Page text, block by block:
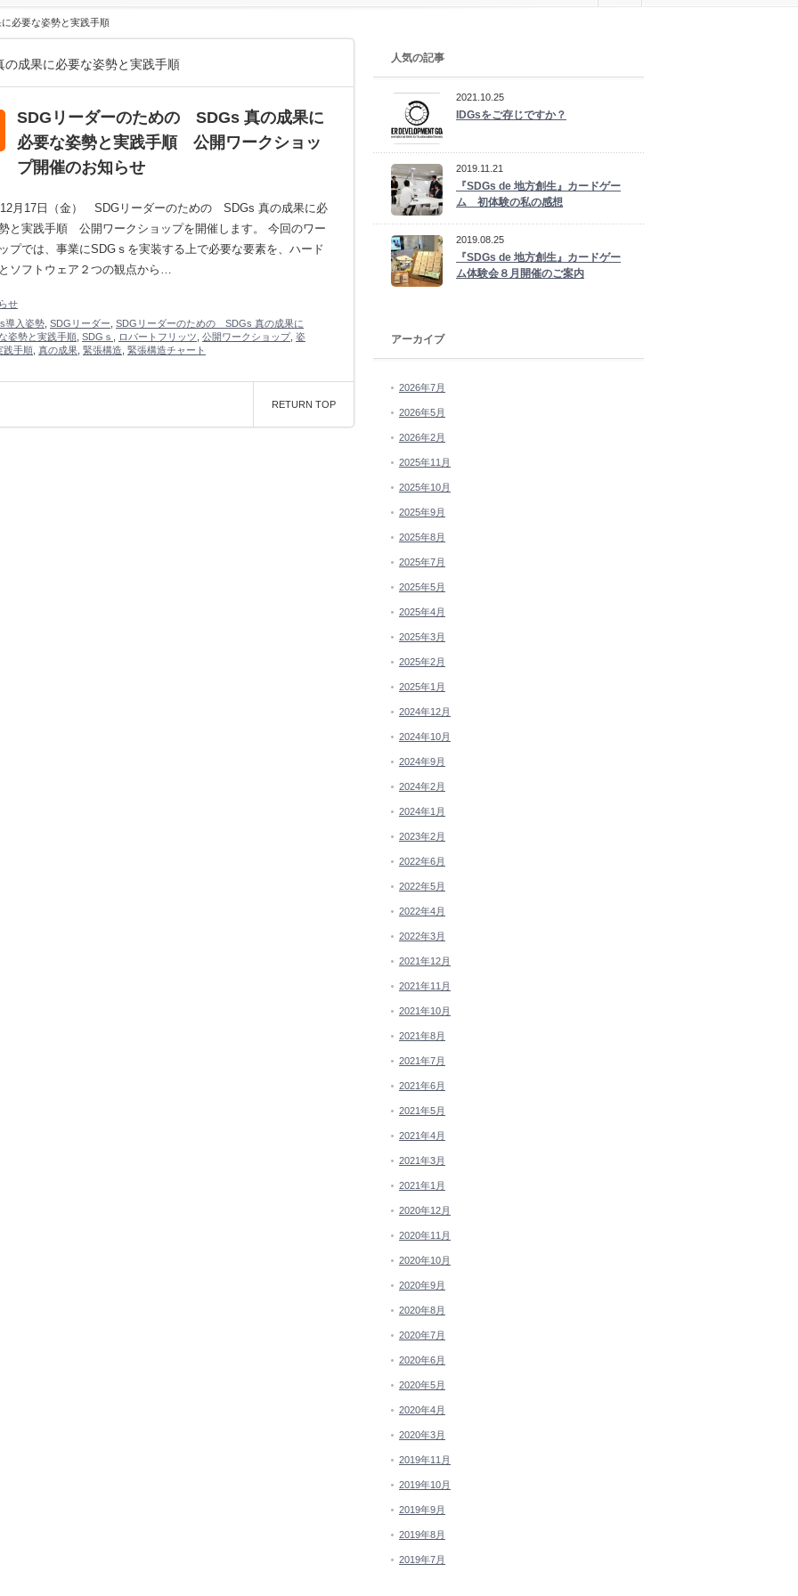
必要な姿勢と実践手順
成果に必要な姿勢と実践手順
SDGリーダーのための SDGs 真の成果に
必要な姿勢と実践手順 公開ワークショッ
プ開催のお知らせ
月17日（金） SDGリーダーのための SDGs 真の成果に必
と実践手順 公開ワークショップを開催します。 今回のワー
プでは、事業にSDGｓを実装する上で必要な要素を、ハード
ソフトウェア２つの観点から…
せ
導入姿勢 SDGリーダー SDGリーダーのための SDGs 真の成果に
姿勢と実践手順 SDGｓ ロバートフリッツ 公開ワークショップ, 姿
践手順 真の成果 緊張構造 緊張構造チャート
RETURN TOP
人気の記事
2021.10.25
IDGsをご存じですか？
2019.11.21
『SDGs de 地方創生』カードゲー
ム 初体験の私の感想
2019.08.25
『SDGs de 地方創生』カードゲー
ム体験会８月開催のご案内
アーカイブ
2026年7月
2026年5月
2026年2月
2025年11月
2025年10月
2025年9月
2025年8月
2025年7月
2025年5月
2025年4月
2025年3月
2025年2月
2025年1月
2024年12月
2024年10月
2024年9月
2024年2月
2024年1月
2023年2月
2022年6月
2022年5月
2022年4月
2022年3月
2021年12月
2021年11月
2021年10月
2021年8月
2021年7月
2021年6月
2021年5月
2021年4月
2021年3月
2021年1月
2020年12月
2020年11月
2020年10月
2020年9月
2020年8月
2020年7月
2020年6月
2020年5月
2020年4月
2020年3月
2019年11月
2019年10月
2019年9月
2019年8月
2019年7月